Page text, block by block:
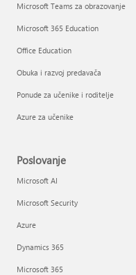
Microsoft Teams za obrazovanje
Microsoft 365 Education
Office Education
Obuka i razvoj predavača
Ponude za učenike i roditelje
Azure za učenike
Poslovanje
Microsoft AI
Microsoft Security
Azure
Dynamics 365
Microsoft 365